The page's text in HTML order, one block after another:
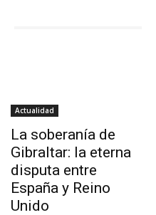
Actualidad
La soberanía de
Gibraltar: la eterna
disputa entre
España y Reino
Unido